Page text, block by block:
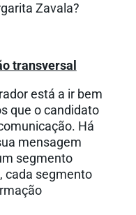
Zavala?
transversal
está a ir bem
que o candidato
Há
mensagem
segmento
cada segmento